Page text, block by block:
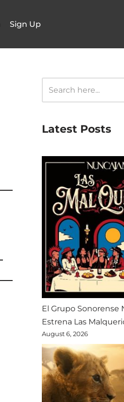
Sign Up
Latest Posts
El Grupo Sonorense
Estrena Las
August 6, 2026